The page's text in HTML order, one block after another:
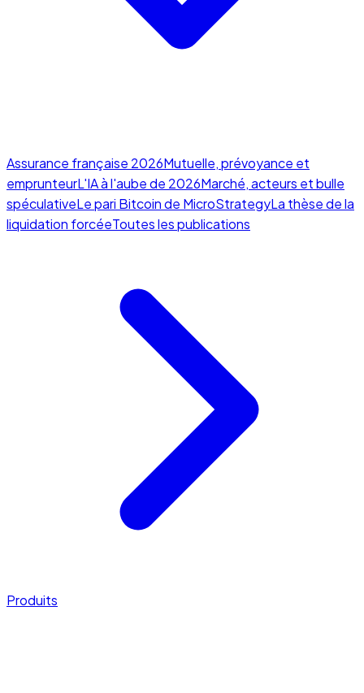
Assurance française 2026Mutuelle, prévoyance et
emprunteurL'IA à l'aube de 2026Marché, acteurs et bulle
spéculativeLe pari Bitcoin de MicroStrategyLa thèse de la
liquidation forcéeToutes les publications
Produits